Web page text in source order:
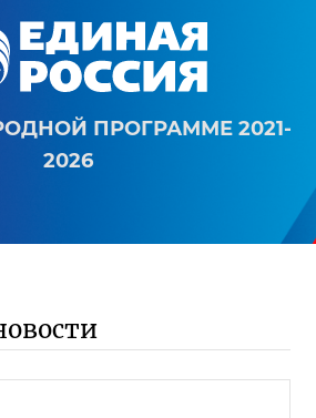
ПРОГРАММЕ 2021-
2026